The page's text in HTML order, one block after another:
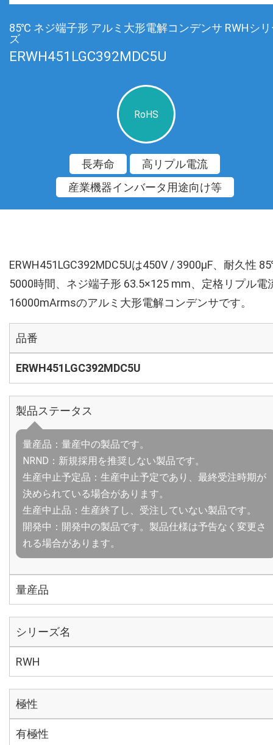
85℃ ネジ端子形 アルミ大形電解コンデンサ RWHシ
ズ
ERWH451LGC392MDC5U
RoHS
長寿命
高リプル電流
産業機器インバータ用途向け等
ERWH451LGC392MDC5Uは450V / 3900µF、耐久性
5000時間、ネジ端子形 63.5×125 mm、定格リプル電
16000mArmsのアルミ大形電解コンデンサです。
品番
ERWH451LGC392MDC5U
製品ステータス
量産品：量産中の製品です。
NRND：新規採用を推奨しない製品です。
生産中止予定品：生産中止予定であり、最終受注時期が
決められている場合があります。
生産中止品：生産終了し、受注していない製品です。
開発中：開発中の製品です。製品仕様は予告なく変更さ
れる場合があります。
量産品
シリーズ名
RWH
極性
有極性